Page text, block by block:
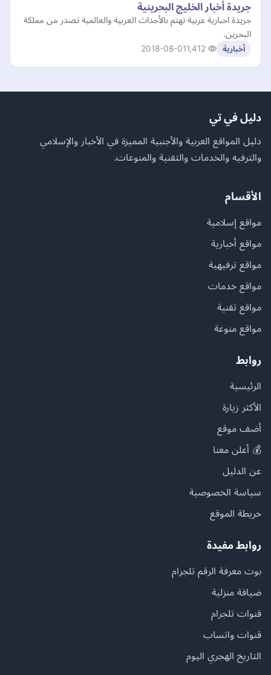
جريدة أخبار الخليج البحرينية
جريدة اخبارية عربية تهتم بالأحداث العربية والعالمية تصدر من مملكة
البحرين.
أخبارية 2018-08-01
دليل في تي
دليل المواقع العربية والأجنبية المميزة في الأخبار والإسلامي
والترفيه والخدمات والتقنية والمنوعات.
الأقسام
مواقع إسلامية
مواقع أخبارية
مواقع ترفيهية
مواقع خدمات
مواقع تقنية
مواقع منوعة
روابط
الرئيسية
الأكثر زيارة
أضف موقع
💰 أعلن معنا
عن الدليل
سياسة الخصوصية
خريطة الموقع
روابط مفيدة
بوت معرفة الرقم تلجرام
ضيافة منزلية
قنوات تلجرام
قنوات واتساب
التاريخ الهجري اليوم